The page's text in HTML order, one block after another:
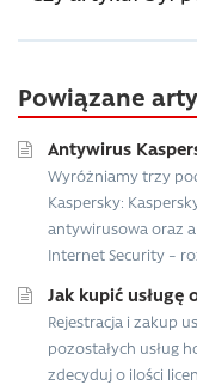
Powiązane
Antywirus
Wyróżniamy trzy
Kaspersky:
antywirusowa oraz
Internet Security –
Jak kupić usługę
Rejestracja i zakup
pozostałych usług
zdecyduj o ilości